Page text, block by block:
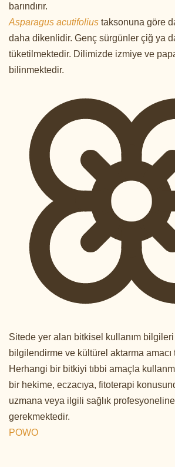
barındırır.
Asparagus acutifolius taksonuna göre
daha dikenlidir. Genç sürgünler çiğ ya
tüketilmektedir. Dilimizde izmiye ve
bilinmektedir.
Sitede yer alan bitkisel kullanım bilgileri
bilgilendirme ve kültürel aktarma amacı
Herhangi bir bitkiyi tıbbi amaçla
bir hekime, eczacıya, fitoterapi
uzmana veya ilgili sağlık profesyoneline
gerekmektedir.
POWO